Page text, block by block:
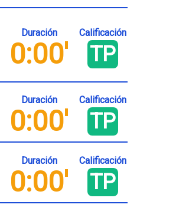
Duración
0:00'
Calificación
TP
Duración
0:00'
Calificación
TP
Duración
0:00'
Calificación
TP